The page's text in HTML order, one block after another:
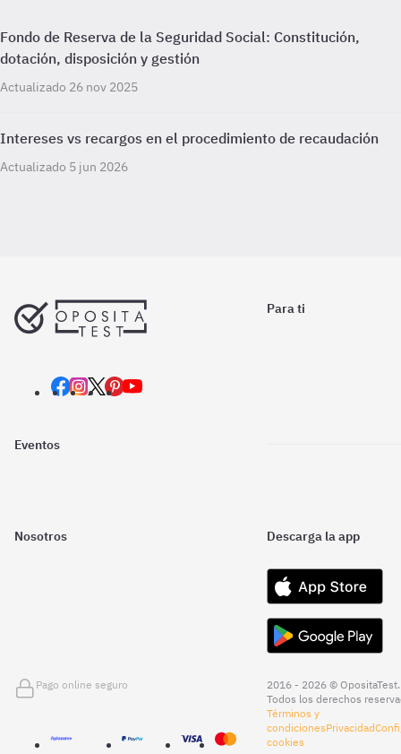
Fondo de Reserva de la Seguridad Social: Constitución,
dotación, disposición y gestión
Actualizado 26 nov 2025
Intereses vs recargos en el procedimiento de recaudación
Actualizado 5 jun 2026
Para ti
Eventos
Nosotros Descarga la app
Pago online seguro
2016 - 2026 © OpositaTest.
Todos los derechos
Términos y
condicionesPrivacidad
cookies